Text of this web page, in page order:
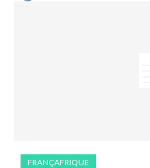
FRANÇAFRIQUE